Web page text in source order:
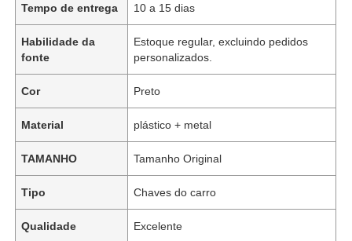
Tempo de entrega 10 a 15 dias
Habilidade da
fonte
Estoque regular, excluindo pedidos
personalizados.
Cor Preto
Material plástico + metal
TAMANHO Tamanho Original
Tipo Chaves do carro
Qualidade Excelente